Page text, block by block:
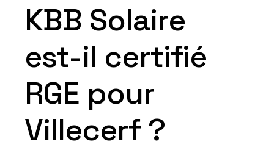
KBB Solaire
est-il certifié
RGE pour
Villecerf ?